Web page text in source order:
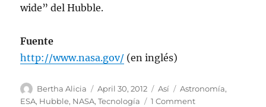
wide” del Hubble.
Fuente
http://www.nasa.gov/ (en inglés)
Author
Bertha Alicia
Posted
on
April 30, 2012 Categories
Así Tags
Astronomía,
ESA, Hubble, NASA,Tecnología 1 Commenton